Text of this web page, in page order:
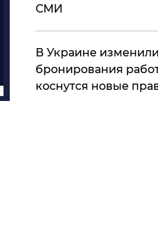
СМИ
В Украине
бронирования
коснутся новые